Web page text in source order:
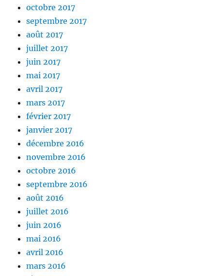
octobre 2017
septembre 2017
août 2017
juillet 2017
juin 2017
mai 2017
avril 2017
mars 2017
février 2017
janvier 2017
décembre 2016
novembre 2016
octobre 2016
septembre 2016
août 2016
juillet 2016
juin 2016
mai 2016
avril 2016
mars 2016